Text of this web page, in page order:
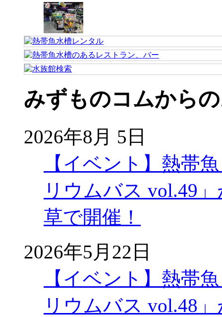
みずものコムから
2026年8月 5日
【イベント】熱帯
リウムバス vol.49
草で開催！
2026年5月22日
【イベント】熱帯
リウムバス vol.48